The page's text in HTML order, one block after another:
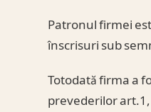
Patronul firmei
înscrisuri sub
Totodată firma a
prevederilor